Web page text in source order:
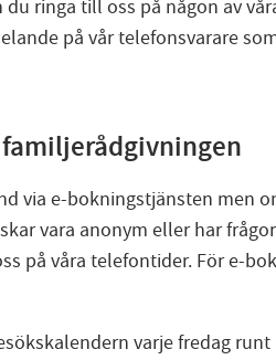
ringa till oss på någon av
på vår telefonsvarare
via e-bokningstjänsten men
vara anonym eller har
på våra telefontider. För e-
varje fredag runt